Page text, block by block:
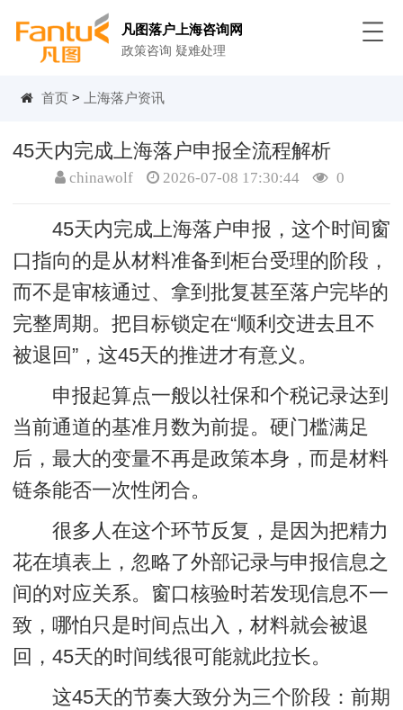
凡图落户上海咨询网
政策咨询 疑难处理
首页 > 上海落户资讯
45天内完成上海落户申报全流程解析
chinawolf 2026-07-08 17:30:44 0
45天内完成上海落户申报，这个时间窗
口指向的是从材料准备到柜台受理的阶段，
而不是审核通过、拿到批复甚至落户完毕的
完整周期。把目标锁定在“顺利交进去且不
被退回”，这45天的推进才有意义。
申报起算点一般以社保和个税记录达到
当前通道的基准月数为前提。硬门槛满足
后，最大的变量不再是政策本身，而是材料
链条能否一次性闭合。
很多人在这个环节反复，是因为把精力
花在填表上，忽略了外部记录与申报信息之
间的对应关系。窗口核验时若发现信息不一
致，哪怕只是时间点出入，材料就会被退
回，45天的时间线很可能就此拉长。
这45天的节奏大致分为三个阶段：前期